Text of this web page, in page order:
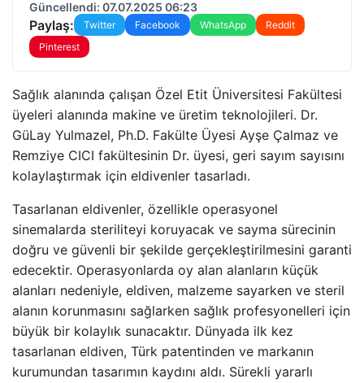
Güncellendi: 07.07.2025 06:23
Paylaş: Twitter Facebook WhatsApp
Reddit
Pinterest
Sağlık alanında çalışan Özel Etit Üniversitesi Fakültesi
üyeleri alanında makine ve üretim teknolojileri. Dr.
GüLay Yulmazel, Ph.D. Fakülte Üyesi Ayşe Çalmaz ve
Remziye CICI fakültesinin Dr. üyesi, geri sayım sayısını
kolaylaştırmak için eldivenler tasarladı.
Tasarlanan eldivenler, özellikle operasyonel
sinemalarda steriliteyi koruyacak ve sayma sürecinin
doğru ve güvenli bir şekilde gerçekleştirilmesini garanti
edecektir. Operasyonlarda oy alan alanların küçük
alanları nedeniyle, eldiven, malzeme sayarken ve steril
alanın korunmasını sağlarken sağlık profesyonelleri için
büyük bir kolaylık sunacaktır. Dünyada ilk kez
tasarlanan eldiven, Türk patentinden ve markanın
kurumundan tasarımın kaydını aldı. Sürekli yararlı